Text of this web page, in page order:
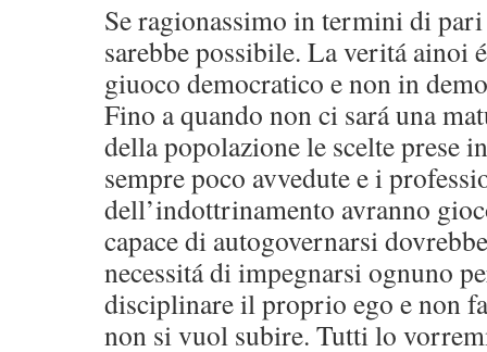
Se ragionassimo in termini di
sarebbe possibile. La veritá ainoi
giuoco democratico e non in
Fino a quando non ci sará una
della popolazione le scelte prese
sempre poco avvedute e i
dell’indottrinamento avranno
capace di autogovernarsi
necessitá di impegnarsi ognuno
disciplinare il proprio ego e non
non si vuol subire. Tutti lo